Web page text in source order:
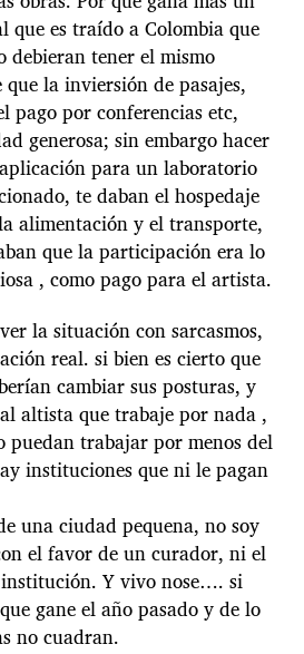
es traído a Colombia que
debieran tener el mismo
la inviersión de pasajes,
pago por conferencias etc,
generosa; sin embargo hacer
para un laboratorio
te daban el hospedaje
alimentación y el transporte,
que la participación era lo
, como pago para el artista.
la situación con sarcasmos,
real. si bien es cierto que
cambiar sus posturas, y
altista que trabaje por nada ,
puedan trabajar por menos del
instituciones que ni le pagan
una ciudad pequena, no soy
el favor de un curador, ni el
Y vivo nose…. si
gane el año pasado y de lo
no cuadran.